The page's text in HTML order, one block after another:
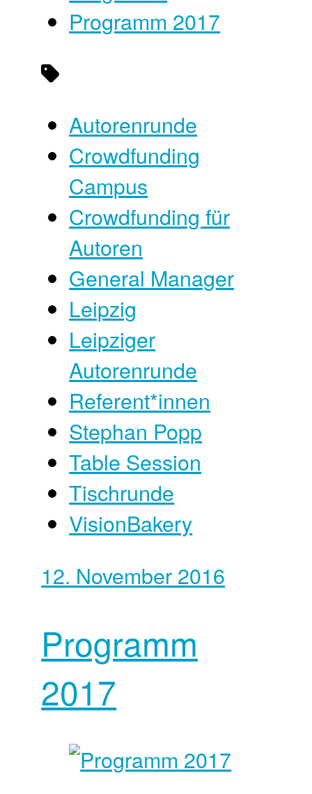
Programm 2017
Autorenrunde
Crowdfunding
Campus
Crowdfunding für
Autoren
General Manager
Leipzig
Leipziger
Autorenrunde
Referent*innen
Stephan Popp
Table Session
Tischrunde
VisionBakery
12. November 2016
Programm
2017